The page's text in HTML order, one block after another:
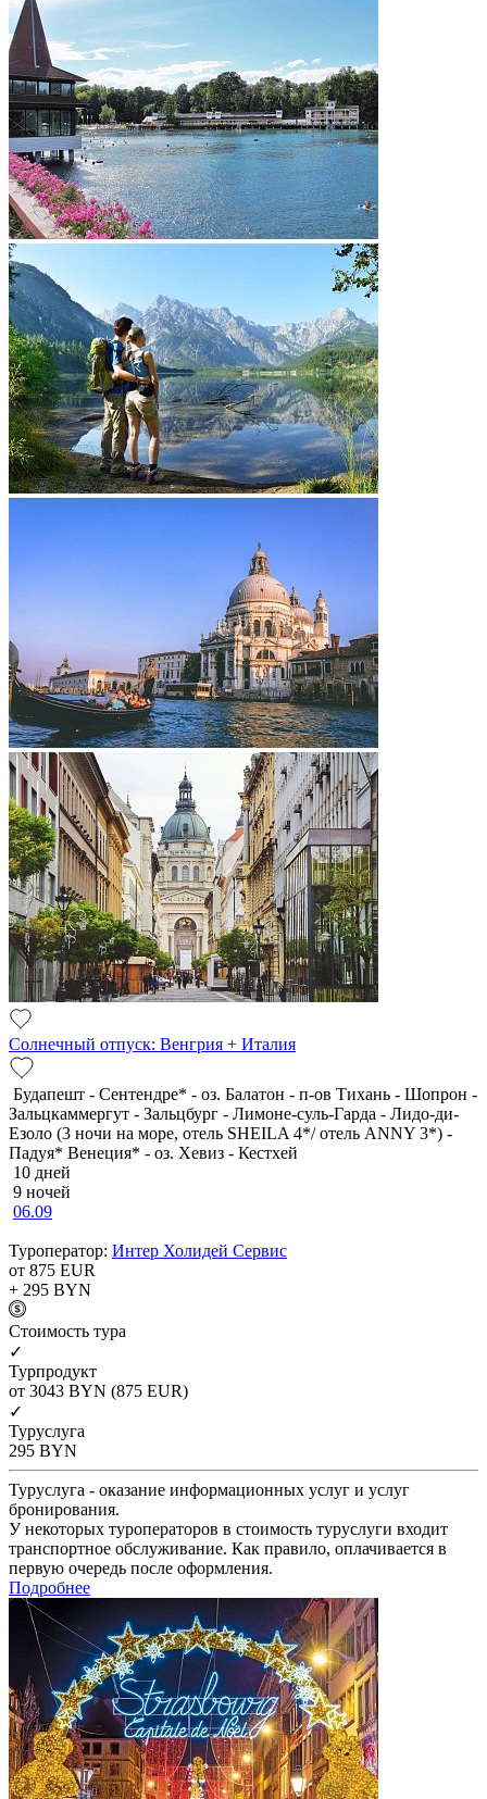
Солнечный отпуск: Венгрия + Италия
Будапешт - Сентендре* - оз. Балатон - п-ов Тихань - Шопрон -
Зальцкаммергут - Зальцбург - Лимоне-суль-Гарда - Лидо-ди-
Езоло (3 ночи на море, отель SHEILA 4*/ отель ANNY 3*) -
Падуя* Венеция* - оз. Хевиз - Кестхей
10 дней
9 ночей
06.09
Туроператор: Интер Холидей Сервис
от 875 EUR
+ 295 BYN
Cтоимость тура
✓
Турпродукт
от 3043 BYN (875 EUR)
✓
Туруслуга
295 BYN
Туруслуга - оказание информационных услуг и услуг
бронирования.
У некоторых туроператоров в стоимость туруслуги входит
транспортное обслуживание. Как правило, оплачивается в
первую очередь после оформления.
Подробнее